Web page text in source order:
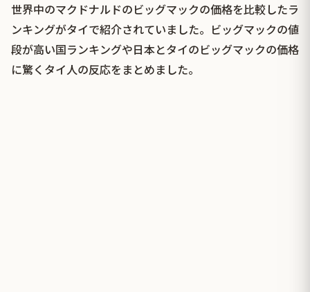
世界中のマクドナルドのビッグマックの価格を比較したラ
ンキングがタイで紹介されていました。ビッグマックの値
段が高い国ランキングや日本とタイのビッグマックの価格
に驚くタイ人の反応をまとめました。